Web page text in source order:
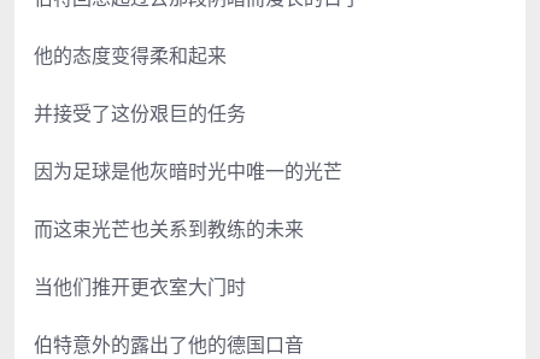
他的态度变得柔和起来
并接受了这份艰巨的任务
因为足球是他灰暗时光中唯一的光芒
而这束光芒也关系到教练的未来
当他们推开更衣室大门时
伯特意外的露出了他的德国口音